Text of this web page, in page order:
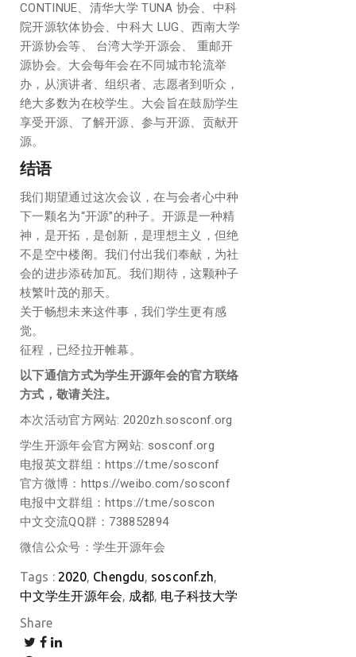
CONTINUE、清华大学 TUNA 协会、中科
院开源软体协会、中科大 LUG、西南大学
开源协会等、 台湾大学开源会、 重邮开
源协会。大会每年会在不同城市轮流举
办，从演讲者、组织者、志愿者到听众，
绝大多数为在校学生。大会旨在鼓励学生
享受开源、了解开源、参与开源、贡献开
源。
结语
我们期望通过这次会议，在与会者心中种
下一颗名为“开源”的种子。开源是一种精
神，是开拓，是创新，是理想主义，但绝
不是空中楼阁。我们付出我们奉献，为社
会的进步添砖加瓦。我们期待，这颗种子
枝繁叶茂的那天。
关于畅想未来这件事，我们学生更有感
觉。
征程，已经拉开帷幕。
以下通信方式为学生开源年会的官方联络
方式，敬请关注。
本次活动官方网站: 2020zh.sosconf.org
学生开源年会官方网站: sosconf.org
电报英文群组：https://t.me/sosconf
官方微博：https://weibo.com/sosconf
电报中文群组：https://t.me/soscon
中文交流QQ群：738852894
微信公众号：学生开源年会
Tags : 2020 Chengdu sosconf.zh
中文学生开源年会
成都 电子科技大学
Share